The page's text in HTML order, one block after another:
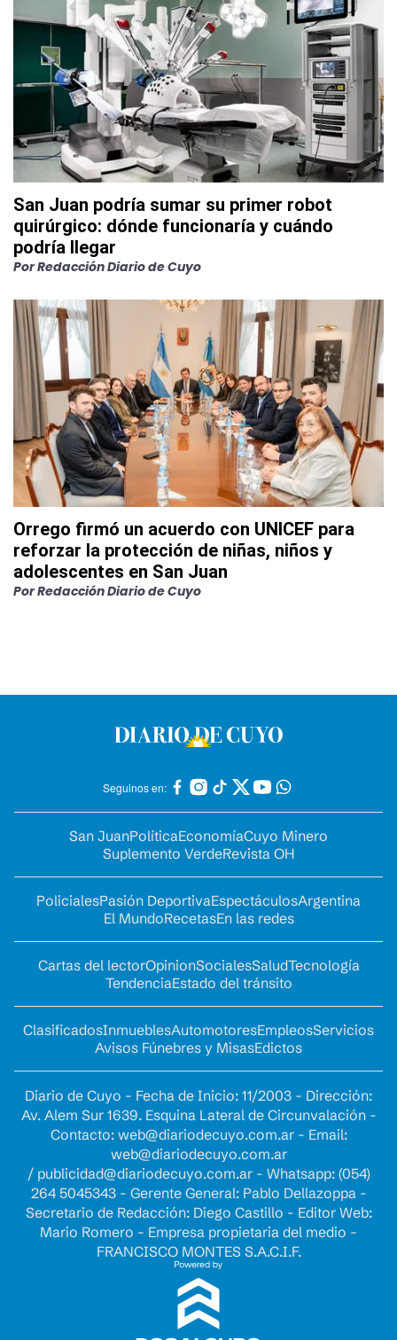
San Juan podría sumar su primer robot
quirúrgico: dónde funcionaría y cuándo
podría llegar
PorRedacción Diario de Cuyo
Orrego firmó un acuerdo con UNICEF para
reforzar la protección de niñas, niños y
adolescentes en San Juan
PorRedacción Diario de Cuyo
Seguinos en:
San JuanPolíticaEconomíaCuyo Minero
Suplemento VerdeRevista OH
PolicialesPasión DeportivaEspectáculosArgentina
El MundoRecetasEn las redes
Cartas del lectorOpinionSocialesSaludTecnología
TendenciaEstado del tránsito
ClasificadosInmueblesAutomotoresEmpleosServicios
Avisos Fúnebres y MisasEdictos
Diario de Cuyo - Fecha de Inicio: 11/2003 - Dirección:
Av. Alem Sur 1639. Esquina Lateral de Circunvalación -
Contacto: web@diariodecuyo.com.ar- Email:
web@diariodecuyo.com.ar
/ publicidad@diariodecuyo.com.ar- Whatsapp: (054)
264 5045343 - Gerente General: Pablo Dellazoppa -
Secretario de Redacción: Diego Castillo - Editor Web:
Mario Romero - Empresa propietaria del medio -
FRANCISCO MONTES S.A.C.I.F.